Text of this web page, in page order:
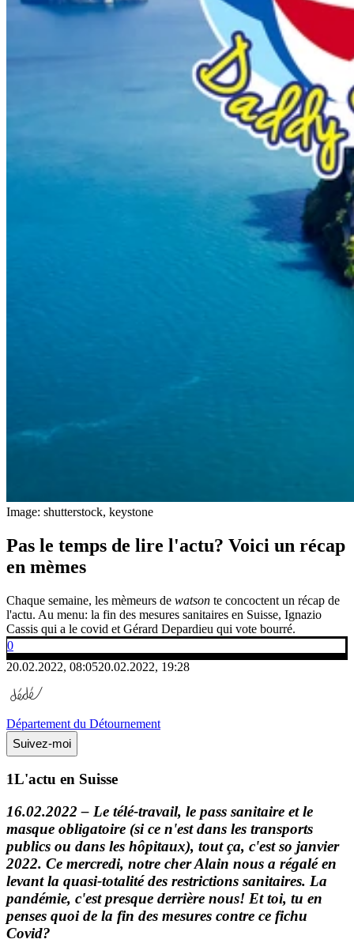
Image: shutterstock, keystone
Pas le temps de lire l'actu? Voici un récap
en mèmes
Chaque semaine, les mèmeurs de watson te concoctent un récap de
l'actu. Au menu: la fin des mesures sanitaires en Suisse, Ignazio
Cassis qui a le covid et Gérard Depardieu qui vote bourré.
0
20.02.2022, 08:0520.02.2022, 19:28
Département du Détournement
Suivez-moi
L'actu en Suisse
16.02.2022 – Le télé-travail, le pass sanitaire et le
masque obligatoire (si ce n'est dans les transports
publics ou dans les hôpitaux), tout ça, c'est so janvier
2022. Ce mercredi, notre cher Alain nous a régalé en
levant la quasi-totalité des restrictions sanitaires. La
pandémie, c'est presque derrière nous! Et toi, tu en
penses quoi de la fin des mesures contre ce fichu
Covid?